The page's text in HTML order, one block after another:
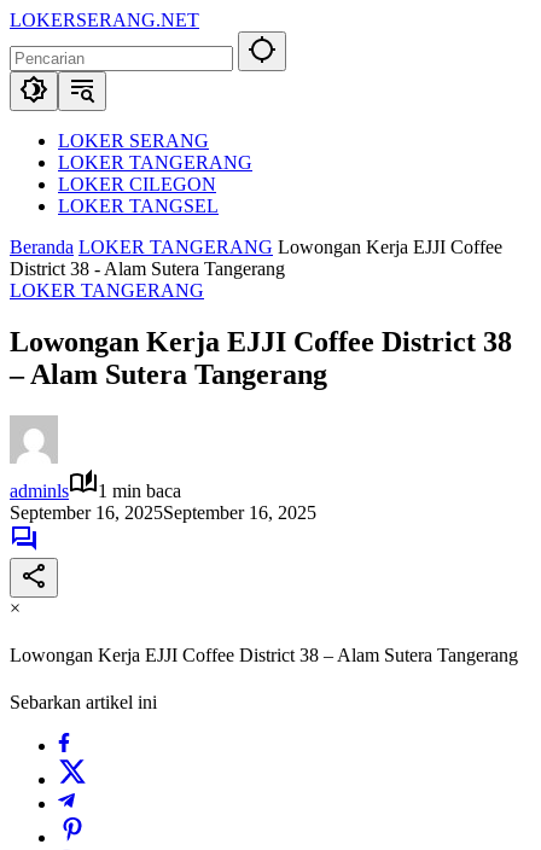
Langsung
konten
LOKERSERANG.NET
Lowongan
Kerja
Serang
SekitarnyaLOKER SERANG
LOKER TANGERANG
LOKER CILEGON
LOKER TANGSEL
Beranda LOKER TANGERANG Lowongan Kerja EJJI Coffee
District 38 - Alam Sutera Tangerang
LOKER TANGERANG
Lowongan Kerja EJJI Coffee District 38
– Alam Sutera Tangerang
adminls
1 min baca
September 16, 2025September 16, 2025
×
Lowongan Kerja EJJI Coffee District 38 – Alam Sutera Tangerang
Sebarkan artikel ini